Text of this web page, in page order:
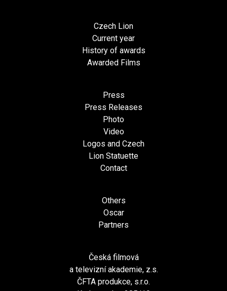
Czech Lion
Current year
History of awards
Awarded Films
Press
Press Releases
Photo
Video
Logos and Czech
Lion Statuette
Contact
Others
Oscar
Partners
Česká filmová
a televizní akademie, z.s.
ČFTA produkce, s.r.o.